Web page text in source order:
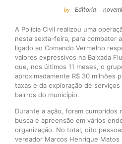
by Editoria-
A Polícia Civil realizou uma
nesta sexta-feira, para combater
ligado ao Comando Vermelho
valores expressivos na Baixada
que, nos últimos 11 meses, o
aproximadamente R$ 30 milhões
taxas e da exploração de
bairros do município.
Durante a ação, foram cumpridos
busca e apreensão em vários
organização. No total, oito
vereador Marcos Henrique